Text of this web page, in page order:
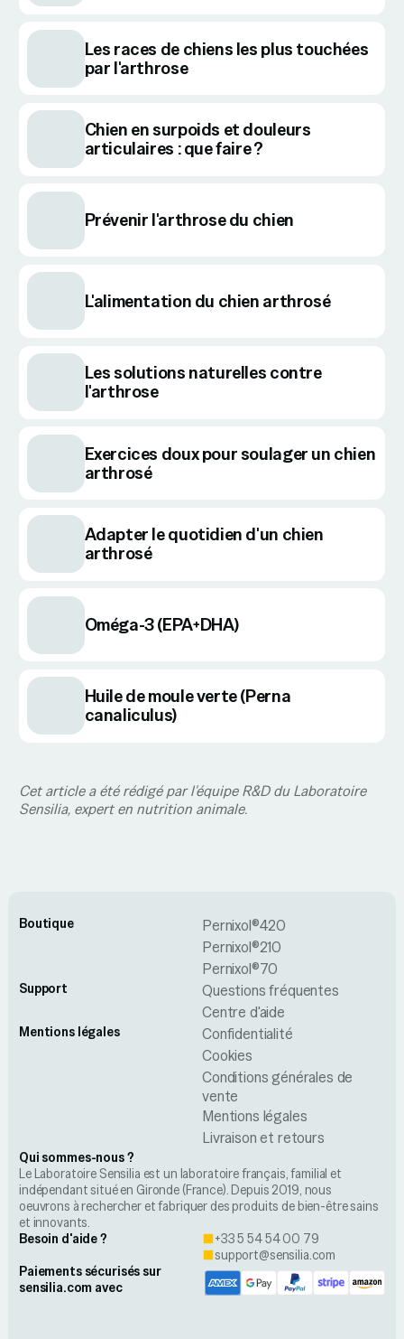
Les races de chiens les plus touchées
par l'arthrose
Chien en surpoids et douleurs
articulaires : que faire ?
Prévenir l'arthrose du chien
L'alimentation du chien arthrosé
Les solutions naturelles contre
l'arthrose
Exercices doux pour soulager un chien
arthrosé
Adapter le quotidien d'un chien
arthrosé
Oméga-3 (EPA+DHA)
Huile de moule verte (Perna
canaliculus)
Cet article a été rédigé par l'équipe R&D du Laboratoire
Sensilia, expert en nutrition animale.
Boutique
Pernixol®420
Pernixol®210
Pernixol®70
Support
Questions fréquentes
Centre d'aide
Mentions légales
Confidentialité
Cookies
Conditions générales de
vente
Mentions légales
Livraison et retours
Qui sommes-nous ?
Le Laboratoire Sensilia est un laboratoire français, familial et
indépendant situé en Gironde (France). Depuis 2019, nous
oeuvrons à rechercher et fabriquer des produits de bien-être sains
et innovants.
Besoin d'aide ?
+33 5 54 54 00 79
support@sensilia.com
Paiements sécurisés sur
sensilia.com avec